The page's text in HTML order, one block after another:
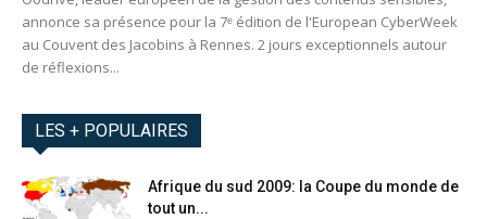
annonce sa présence pour la 7ᵉ édition de l'European CyberWeek
au Couvent des Jacobins à Rennes. 2 jours exceptionnels autour
de réflexions...
LES + POPULAIRES
Afrique du sud 2009: la Coupe du monde de
tout un...